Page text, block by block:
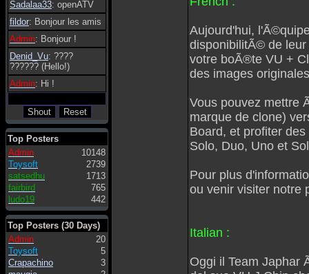
Sadalaa33: openATV
fildor: Bonjour les amis
Admin: Bonjour !
Denid_Vu: ????
?????? (Hello!)
Admin: Hi !
Top Posters
Admin
10148
Toysoft
2739
satsedhu
1713
fairbird
765
ludo19
442
Top Posters (30 Days)
Admin
20
Toysoft
5
Crapachino
3
Aujourd'hui,
disponibilitÃ© de
votre boÃ®te VU +
des images
Vous pouvez mettre
marque de clone)
Board, et profiter
Solo, Duo, Uno et
Pour plus
ou venir visiter notre
Italian :
Oggi il Team Japhar